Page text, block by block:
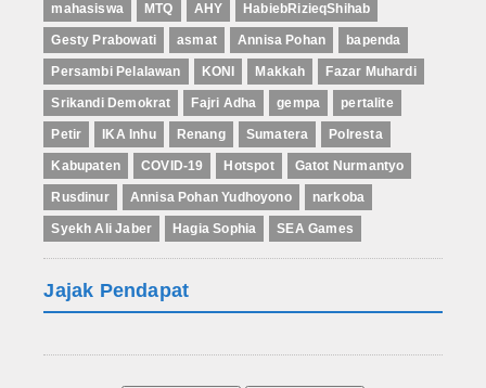
mahasiswa MTQ AHY HabiebRizieqShihab
Gesty Prabowati asmat Annisa Pohan bapenda
Persambi Pelalawan KONI Makkah Fazar Muhardi
Srikandi Demokrat Fajri Adha gempa pertalite
Petir IKA Inhu Renang Sumatera Polresta
Kabupaten COVID-19 Hotspot Gatot Nurmantyo
Rusdinur Annisa Pohan Yudhoyono narkoba
Syekh Ali Jaber Hagia Sophia SEA Games
Jajak Pendapat